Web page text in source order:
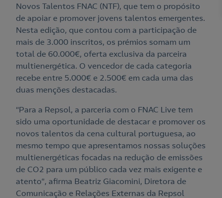
Novos Talentos FNAC (NTF), que tem o propósito
de apoiar e promover jovens talentos emergentes.
Nesta edição, que contou com a participação de
mais de 3.000 inscritos, os prémios somam um
total de 60.000€, oferta exclusiva da parceira
multienergética. O vencedor de cada categoria
recebe entre 5.000€ e 2.500€ em cada uma das
duas menções destacadas.
“Para a Repsol, a parceria com o FNAC Live tem
sido uma oportunidade de destacar e promover os
novos talentos da cena cultural portuguesa, ao
mesmo tempo que apresentamos nossas soluções
multienergéticas focadas na redução de emissões
de CO2 para um público cada vez mais exigente e
atento”, afirma Beatriz Giacomini, Diretora de
Comunicação e Relações Externas da Repsol